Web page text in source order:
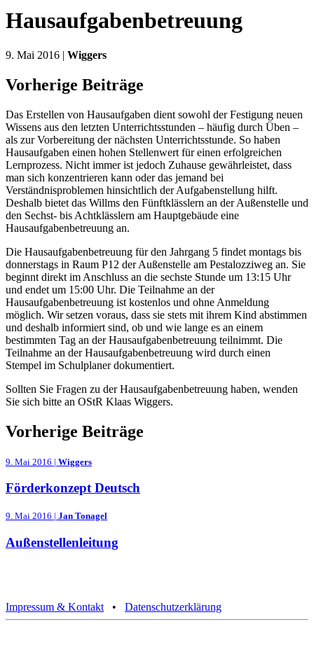
Hausaufgabenbetreuung
9. Mai 2016 | Wiggers
Vorherige Beiträge
Das Erstellen von Hausaufgaben dient sowohl der Festigung neuen
Wissens aus den letzten Unterrichtsstunden – häufig durch Üben –
als zur Vorbereitung der nächsten Unterrichtsstunde. So haben
Hausaufgaben einen hohen Stellenwert für einen erfolgreichen
Lernprozess. Nicht immer ist jedoch Zuhause gewährleistet, dass
man sich konzentrieren kann oder das jemand bei
Verständnisproblemen hinsichtlich der Aufgabenstellung hilft.
Deshalb bietet das Willms den Fünftklässlern an der Außenstelle und
den Sechst- bis Achtklässlern am Hauptgebäude eine
Hausaufgabenbetreuung an.
Die Hausaufgabenbetreuung für den Jahrgang 5 findet montags bis
donnerstags in Raum P12 der Außenstelle am Pestalozziweg an. Sie
beginnt direkt im Anschluss an die sechste Stunde um 13:15 Uhr
und endet um 15:00 Uhr. Die Teilnahme an der
Hausaufgabenbetreuung ist kostenlos und ohne Anmeldung
möglich. Wir setzen voraus, dass sie stets mit ihrem Kind abstimmen
und deshalb informiert sind, ob und wie lange es an einem
bestimmten Tag an der Hausaufgabenbetreuung teilnimmt. Die
Teilnahme an der Hausaufgabenbetreuung wird durch einen
Stempel im Schulplaner dokumentiert.
Sollten Sie Fragen zu der Hausaufgabenbetreuung haben, wenden
Sie sich bitte an OStR Klaas Wiggers.
Vorherige Beiträge
9. Mai 2016 | Wiggers
Förderkonzept Deutsch
9. Mai 2016 | Jan Tonagel
Außenstellenleitung
Impressum & Kontakt • Datenschutzerklärung